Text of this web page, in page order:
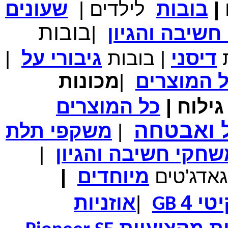
₪700.00 מחיר שוק
₪339.00 המחיר שלך
משלוח חינם
₪150.00 מחיר שוק
₪104.00 המחיר כולל משלוח :
נרתיק עור יוקרתי עבור אייפוד וידאו 60GB\80GB \שחור
| בובות לילדים |
שעונים
והגיון
|בובות
דיסני | בובות גיבורי על
|
המוצרים |מכונות
| כל המוצרים
ואבטחה | משקפי תלת
חשיבה והגיון
|
גאדג'טים מיוחדים |
4
GB
|אוזניות